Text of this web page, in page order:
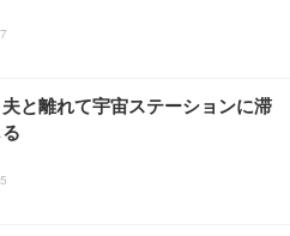
と離れて宇宙ステーションに滞